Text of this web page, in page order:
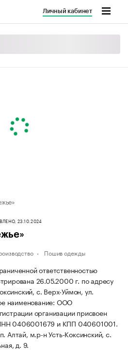
Личный кабинет
23.10.2024
Пошив одежды
ответственностью
26.05.2000 г. по адресу
с. Верх-Уймон, ул.
наименование: ООО
организации присвоен
0406001679 и КПП 040601001.
Алтай, м.р-н Усть-Коксинский, с.
д. 9.